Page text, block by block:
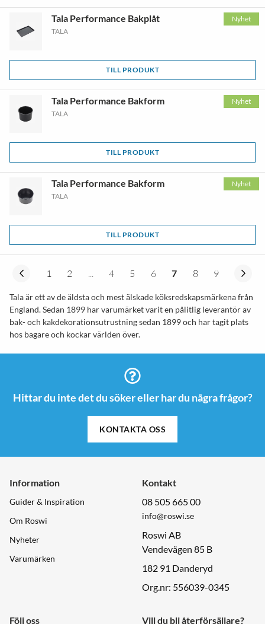
Nyhet
Tala Performance Bakplåt
TALA
TILL PRODUKT
Nyhet
Tala Performance Bakform
TALA
TILL PRODUKT
Nyhet
Tala Performance Bakform
TALA
TILL PRODUKT
1 2 ... 4 5 6 7 8 9
Tala är ett av de äldsta och mest älskade köksredskapsmärkena från
England. Sedan 1899 har varumärket varit en pålitlig leverantör av
bak- och kakdekorationsutrustning sedan 1899 och har tagit plats
hos bagare och kockar världen över.
Hittar du inte det du söker eller har du några frågor?
KONTAKTA OSS
Information
Guider & Inspiration
Om Roswi
Nyheter
Varumärken
Kontakt
08 505 665 00
info@roswi.se
Roswi AB
Vendevägen 85 B
182 91 Danderyd
Org.nr: 556039-0345
Följ oss Vill du bli återförsäljare?